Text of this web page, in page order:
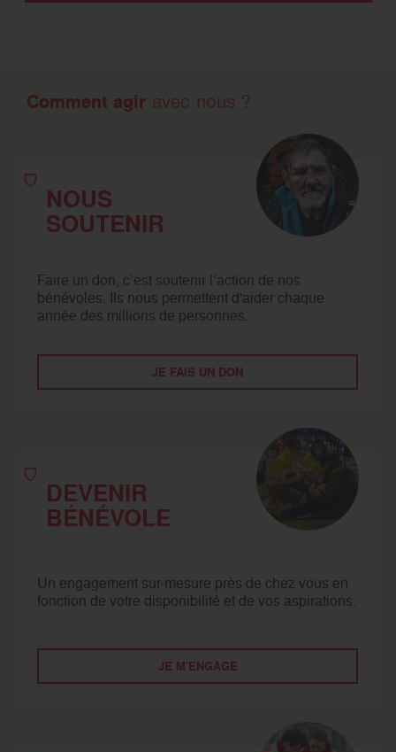
Comment agir avec nous ?
NOUS
SOUTENIR
Faire un don, c’est soutenir l’action de nos
bénévoles. Ils nous permettent d'aider chaque
année des millions de personnes.
JE FAIS UN DON
DEVENIR
BÉNÉVOLE
Un engagement sur-mesure près de chez vous en
fonction de votre disponibilité et de vos aspirations.
JE M'ENGAGE